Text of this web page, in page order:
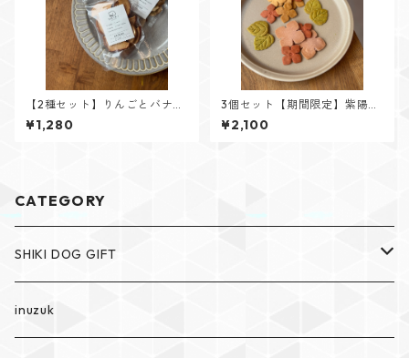
【2種セット】りんごとバナナ
のドライチップス
¥1,280
3個セット【期間限定】紫陽花
クッキー
¥2,100
CATEGORY
SHIKI DOG GIFT
SHIKI The dog cakery
inuzuk